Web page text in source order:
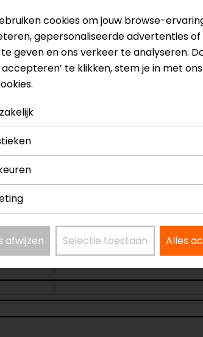
Kleur
Certificeringsklasse
A
Rijstijl
Ventilatie
cookies om jouw browse-
gepersonaliseerde advertenties of
geven en ons verkeer te analyseren.
accepteren’ te klikken, stem je in met
afwijzen Selectie toestaan Alles